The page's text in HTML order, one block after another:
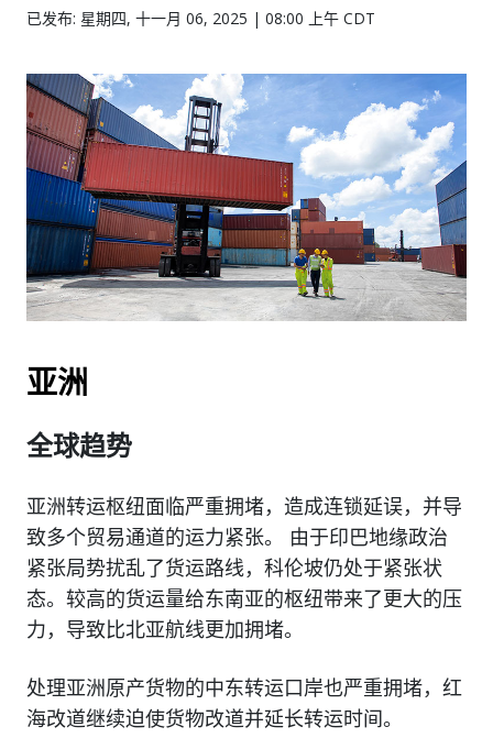
已发布: 星期四, 十一月 06, 2025 | 08:00 上午 CDT
亚洲
全球趋势
亚洲转运枢纽面临严重拥堵，造成连锁延误，并导
致多个贸易通道的运力紧张。 由于印巴地缘政治
紧张局势扰乱了货运路线，科伦坡仍处于紧张状
态。较高的货运量给东南亚的枢纽带来了更大的压
力，导致比北亚航线更加拥堵。
处理亚洲原产货物的中东转运口岸也严重拥堵，红
海改道继续迫使货物改道并延长转运时间。